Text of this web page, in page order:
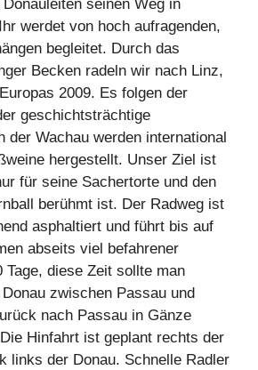
seinen Weg in
werdet von hoch aufragenden,
begleitet. Durch das
Becken radeln wir nach Linz,
2009. Es folgen der
geschichtsträchtige
der Wachau werden international
hergestellt. Unser Ziel ist
für seine Sachertorte und den
berühmt ist. Der Radweg ist
asphaltiert und führt bis auf
abseits viel befahrener
Tage, diese Zeit sollte man
zwischen Passau und
nach Passau in Gänze
Hinfahrt ist geplant rechts der
links der Donau. Schnelle Radler